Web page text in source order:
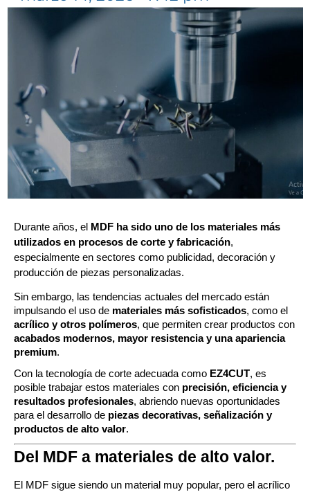
Durante años, el MDF ha sido uno de los materiales más
utilizados en procesos de corte y fabricación,
especialmente en sectores como publicidad, decoración y
producción de piezas personalizadas.
Sin embargo, las tendencias actuales del mercado están
impulsando el uso de materiales más sofisticados, como el
acrílico y otros polímeros, que permiten crear productos con
acabados modernos, mayor resistencia y una apariencia
premium.
Con la tecnología de corte adecuada como EZ4CUT, es
posible trabajar estos materiales con precisión, eficiencia y
resultados profesionales, abriendo nuevas oportunidades
para el desarrollo de piezas decorativas, señalización y
productos de alto valor.
Del MDF a materiales de alto valor.
El MDF sigue siendo un material muy popular, pero el acrílico